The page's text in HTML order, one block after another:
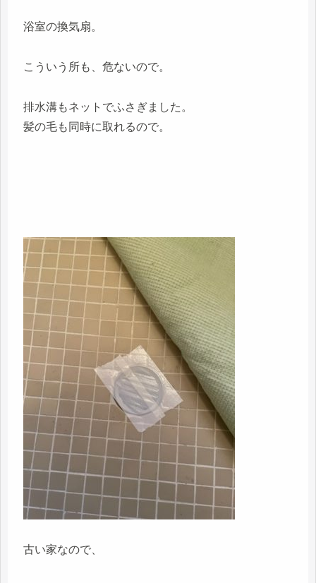
浴室の換気扇。
こういう所も、危ないので。
排水溝もネットでふさぎました。
髪の毛も同時に取れるので。
古い家なので、